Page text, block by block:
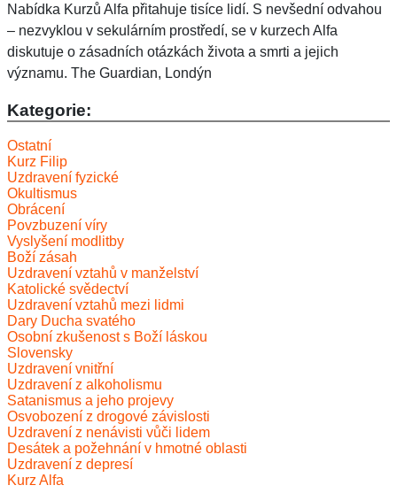
Nabídka Kurzů Alfa přitahuje tisíce lidí. S nevšední odvahou
– nezvyklou v sekulárním prostředí, se v kurzech Alfa
diskutuje o zásadních otázkách života a smrti a jejich
významu. The Guardian, Londýn
Kategorie:
Ostatní
Kurz Filip
Uzdravení fyzické
Okultismus
Obrácení
Povzbuzení víry
Vyslyšení modlitby
Boží zásah
Uzdravení vztahů v manželství
Katolické svědectví
Uzdravení vztahů mezi lidmi
Dary Ducha svatého
Osobní zkušenost s Boží láskou
Slovensky
Uzdravení vnitřní
Uzdravení z alkoholismu
Satanismus a jeho projevy
Osvobození z drogové závislosti
Uzdravení z nenávisti vůči lidem
Desátek a požehnání v hmotné oblasti
Uzdravení z depresí
Kurz Alfa